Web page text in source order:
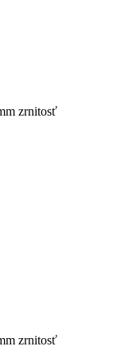
zrnitosť
zrnitosť